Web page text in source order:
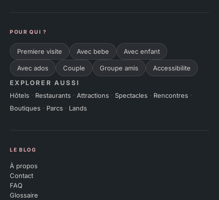
POUR QUI ?
Premiere visite Avec bebe Avec enfant
Avec ados Couple Groupe amis
Accessibilite
EXPLORER AUSSI
Hôtels · Restaurants · Attractions · Spectacles · Rencontres ·
Boutiques · Parcs · Lands
LE BLOG
À propos
Contact
FAQ
Glossaire